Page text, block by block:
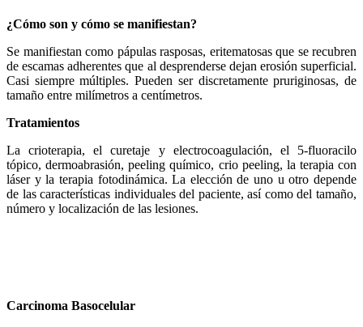
¿Cómo son y cómo se manifiestan?
Se manifiestan como pápulas rasposas, eritematosas que se recubren
de escamas adherentes que al desprenderse dejan erosión superficial.
Casi siempre múltiples. Pueden ser discretamente pruriginosas, de
tamaño entre milímetros a centímetros.
Tratamientos
La crioterapia, el curetaje y electrocoagulación, el 5-fluoracilo
tópico, dermoabrasión, peeling químico, crio peeling, la terapia con
láser y la terapia fotodinámica. La elección de uno u otro depende
de las características individuales del paciente, así como del tamaño,
número y localización de las lesiones.
Carcinoma Basocelular